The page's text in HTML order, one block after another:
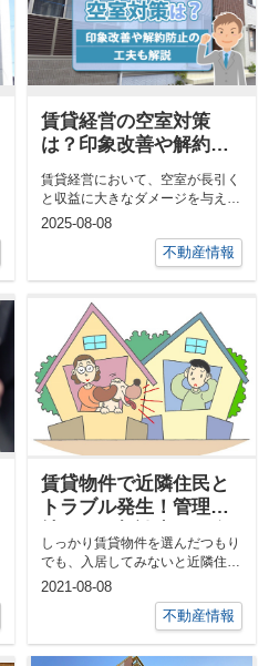
賃貸経営の空室対策
は？印象改善や解約防
止の工夫も解説
賃貸経営において、空室が長引く
と収益に大きなダメージを与える
ため、早めの対策が重要ではない
2025-08-08
不動産情報
賃貸物件で近隣住民と
トラブル発生！管理会
しっかり賃貸物件を選んだつもり
でも、入居してみないと近隣住民
がどんな人かは分かりません。
2021-08-08
不動産情報